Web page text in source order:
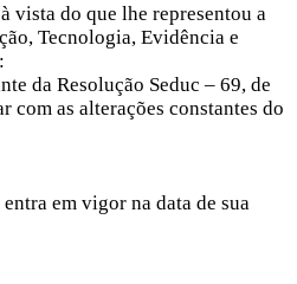
vista do que lhe representou a
Tecnologia, Evidência e
da Resolução Seduc – 69, de
com as alterações constantes do
em vigor na data de sua